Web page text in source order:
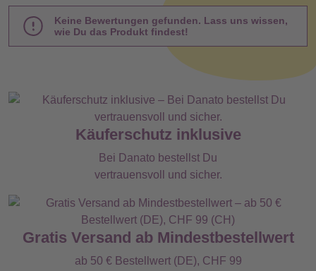
Keine Bewertungen gefunden. Lass uns wissen,
wie Du das Produkt findest!
Käuferschutz inklusive
Bei Danato bestellst Du
vertrauensvoll und sicher.
Gratis Versand ab Mindestbestellwert
ab 50 € Bestellwert (DE), CHF 99